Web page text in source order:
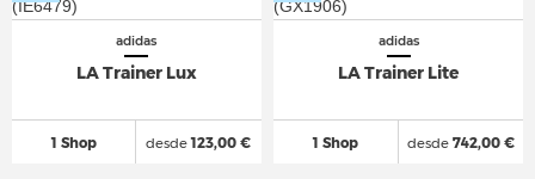
adidas
LA Trainer Lux
1 Shop desde123,00 €
adidas
LA Trainer Lite
1 Shop desde742,00 €